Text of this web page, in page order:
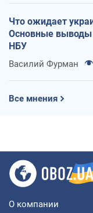
Что ожидает
Основные выводы
НБУ
Василий Фурман
Все мнения
О компании